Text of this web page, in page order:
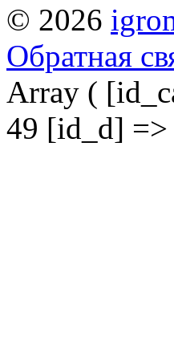
© 2026
Обратная
Array (
49 [id_d] =>